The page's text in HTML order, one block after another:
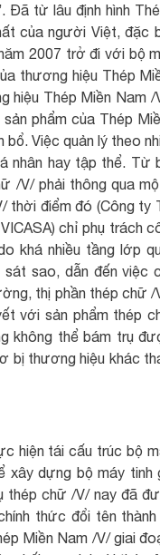
Đã từ lâu định hình
của người Việt, đặc
2007 trở đi với bộ
thương hiệu Thép
hiệu Thép Miền Nam
phẩm của Thép
Việc quản lý theo
nhân hay tập thể. Từ
/V/ phải thông qua
thời điểm đó (Công ty
chỉ phụ trách
khá nhiều tầng lớp
sao, dẫn đến việc
thị phần thép chữ /
với sản phẩm thép
không thể bám trụ
bị thương hiệu khác
hiện tái cấu trúc bộ
dựng bộ máy tinh
thép chữ /V/ nay đã
thức đổi tên
Miền Nam /V/ giai